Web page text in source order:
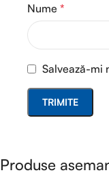
Nume *
Salvează-mi
Produse